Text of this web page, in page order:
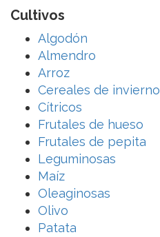
Cultivos
Algodón
Almendro
Arroz
Cereales de invierno
Cítricos
Frutales de hueso
Frutales de pepita
Leguminosas
Maíz
Oleaginosas
Olivo
Patata